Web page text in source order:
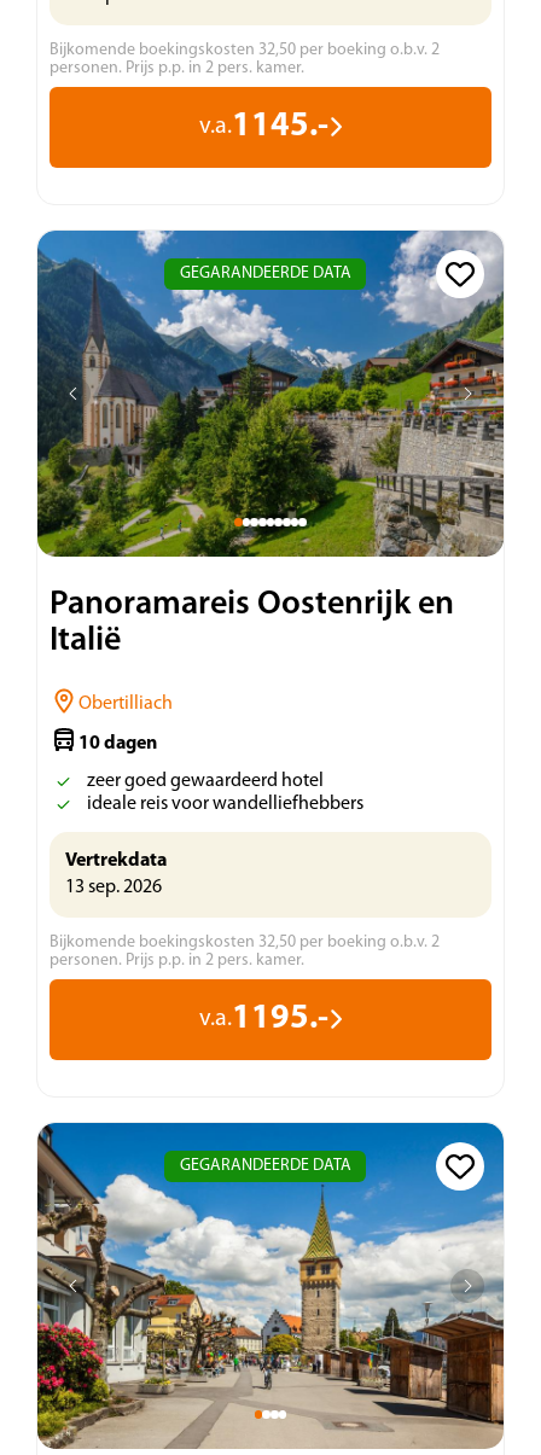
Bijkomende boekingskosten 32,50 per boeking o.b.v. 2
personen. Prijs p.p. in 2 pers. kamer.
v.a.1145.-
GEGARANDEERDE DATA
Panoramareis Oostenrijk en
Italië
Obertilliach
10 dagen
zeer goed gewaardeerd hotel
ideale reis voor wandelliefhebbers
Vertrekdata
13 sep. 2026
Bijkomende boekingskosten 32,50 per boeking o.b.v. 2
personen. Prijs p.p. in 2 pers. kamer.
v.a.1195.-
GEGARANDEERDE DATA